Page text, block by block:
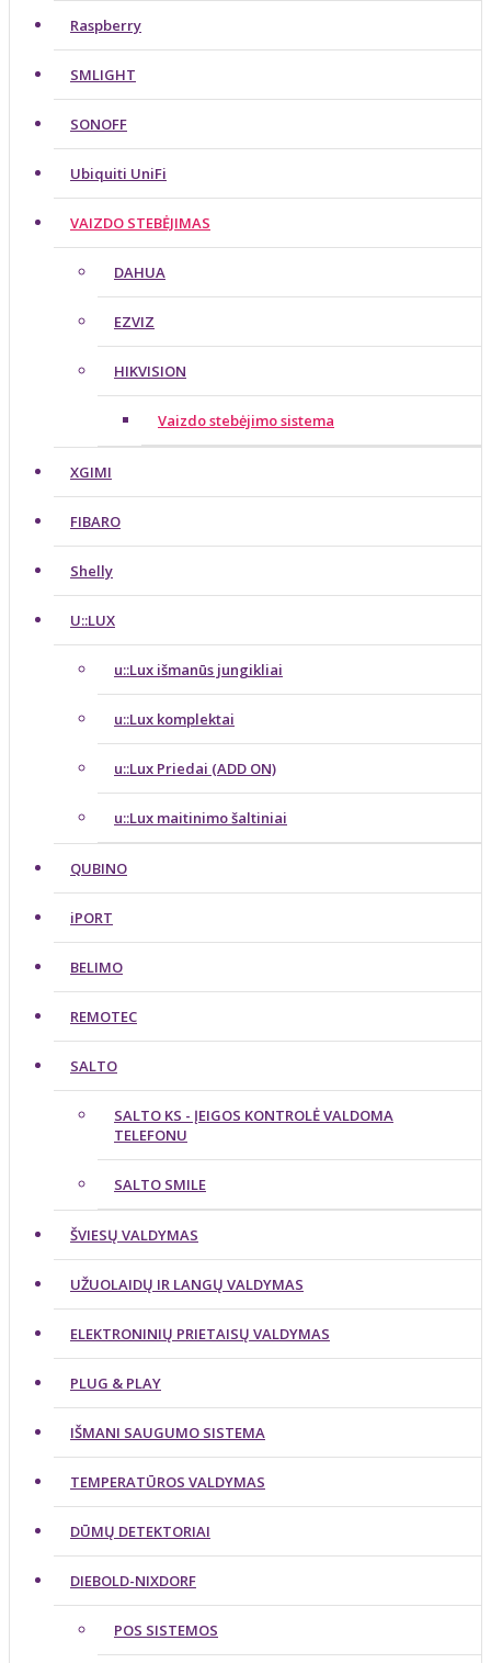
Raspberry
SMLIGHT
SONOFF
Ubiquiti UniFi
VAIZDO STEBĖJIMAS
DAHUA
EZVIZ
HIKVISION
Vaizdo stebėjimo sistema
XGIMI
FIBARO
Shelly
U::LUX
u::Lux išmanūs jungikliai
u::Lux komplektai
u::Lux Priedai (ADD ON)
u::Lux maitinimo šaltiniai
QUBINO
iPORT
BELIMO
REMOTEC
SALTO
SALTO KS - ĮEIGOS KONTROLĖ VALDOMA
TELEFONU
SALTO SMILE
ŠVIESŲ VALDYMAS
UŽUOLAIDŲ IR LANGŲ VALDYMAS
ELEKTRONINIŲ PRIETAISŲ VALDYMAS
PLUG & PLAY
IŠMANI SAUGUMO SISTEMA
TEMPERATŪROS VALDYMAS
DŪMŲ DETEKTORIAI
DIEBOLD-NIXDORF
POS SISTEMOS